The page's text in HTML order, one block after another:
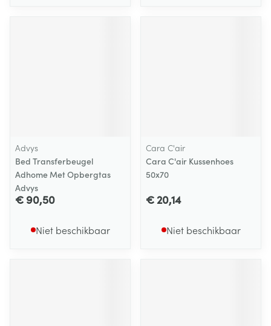
Advys
Bed Transferbeugel
Adhome Met Opbergtas
Advys
€ 90,50
Niet beschikbaar
Cara C'air
Cara C'air Kussenhoes
50x70
€ 20,14
Niet beschikbaar